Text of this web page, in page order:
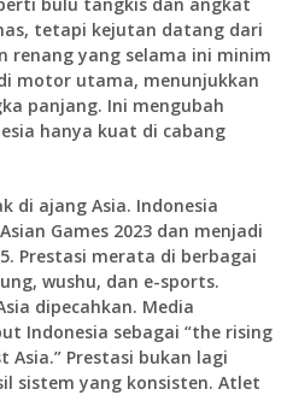
tetapi kejutan datang dari
renang yang selama ini minim
motor utama, menunjukkan
panjang. Ini mengubah
hanya kuat di cabang
di ajang Asia. Indonesia
Games 2023 dan menjadi
Prestasi merata di berbagai
wushu, dan e-sports.
dipecahkan. Media
Indonesia sebagai “the rising
Prestasi bukan lagi
sistem yang konsisten. Atlet